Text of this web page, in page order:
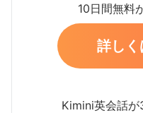
10日間無料
詳しく
Kimini英会話